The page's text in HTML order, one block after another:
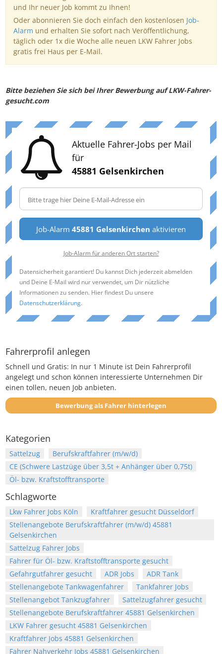
und Ihr neuer Job kommt zu Ihnen!
Oder abonnieren Sie doch einfach den kostenlosen Job-
Alarm und erhalten Sie sofort nach Veröffentlichung,
täglich oder 1x die Woche alle neuen LKW Fahrer Jobs
gratis frei Haus per E-Mail.
Bitte beziehen Sie sich bei Ihrer Bewerbung auf LKW-Fahrer-
gesucht.com
Aktuelle Fahrer-Jobs per Mail
für
45881 Gelsenkirchen
Job-Alarm 45881 Gelsenkirchen aktivieren
Job-Alarm für anderen Ort starten?
Datensicherheit garantiert! Du kannst Dich jederzeit abmelden
und Deine E-Mail wird nur verwendet, um Dir nützliche
Informationen zu senden. Hier findest Du unsere
Datenschutzerklärung.
Fahrerprofil anlegen
Schnell und Gratis: In nur 1 Minute ist Dein Fahrerprofil
angelegt und schon können interessierte Unternehmen Dir
einen tollen, neuen Job anbieten.
Bewerbung als Fahrer hinterlegen
Kategorien
Sattelzug
Berufskraftfahrer (m/w/d)
CE (Schwere Lastzüge über 3,5t + Anhänger über 0,75t)
Öl- bzw. Kraftstofftransporte
Schlagworte
Lkw Fahrer Jobs Köln
Kraftfahrer gesucht Düsseldorf
Stellenangebote Berufskraftfahrer (m/w/d) 45881
Gelsenkirchen
Sattelzug Fahrer Jobs
Fahrer für Öl- bzw. Kraftstofftransporte gesucht
Gefahrgutfahrer gesucht
ADR Jobs
ADR Tank
Stellenangebote Tankwagenfahrer
Tankfahrer Jobs
Stellenangebot Tankzugfahrer
Sattelzugfahrer gesucht
Stellenangebote Berufskraftfahrer 45881 Gelsenkirchen
LKW Fahrer gesucht 45881 Gelsenkirchen
Kraftfahrer Jobs 45881 Gelsenkirchen
Fahrer Nahverkehr Jobs 45881 Gelsenkirchen